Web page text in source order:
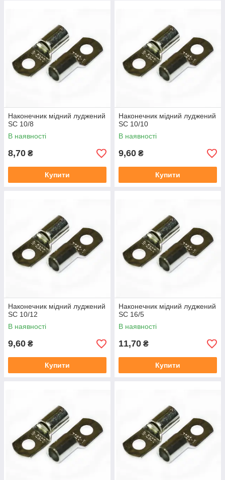
Наконечник мідний луджений
SC 10/8
В наявності
8,70 ₴
Купити
Наконечник мідний луджений
SC 10/10
В наявності
9,60 ₴
Купити
Наконечник мідний луджений
SC 10/12
В наявності
9,60 ₴
Купити
Наконечник мідний луджений
SC 16/5
В наявності
11,70 ₴
Купити